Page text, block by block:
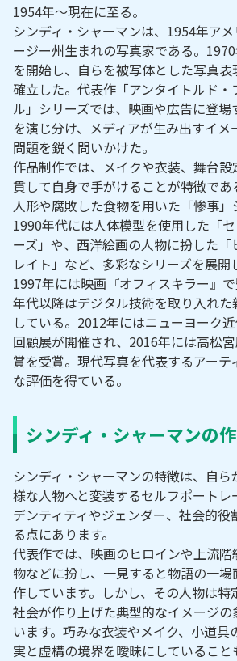
1954年～現在に至る。
シンディ・シャーマンは、1954年ア
ージー州生まれの写真家である。
を開始し、自らを被写体とした写真
確立した。代表作「アンタイトルド・
ル」シリーズでは、映画や広告に登
を演じ分け、メディアが生み出すイメ
問題を鋭く問いかけた。
作品制作では、メイクや衣装、舞台
貫して自身で手がけることが特徴で
人形や腐敗した食物を用いた「惨事」
1990年代には人体模型を使用した「
ーズ」や、西洋絵画の人物に扮した「
レイト」など、多彩なシリーズを展開
1997年には映画『オフィスキラー』
年代以降はデジタル技術を取り入れ
している。2012年にはニューヨーク
回顧展が開催され、2016年には高松
賞を受賞。現代写真を代表するアーテ
な評価を得ている。
シンディ・シャーマンの
シンディ・シャーマンの特徴は、自
様な人物へと変装するセルフポートレ
デンティティやジェンダー、社会的役
る点にあります。
代表作では、映画のヒロインや上流階
物などに扮し、一見すると物語の一
作しています。しかし、その人物は特
社会が作り上げた典型的なイメージ
います。巧みな衣装やメイク、小道具
実と虚構の境界を曖昧にしていること